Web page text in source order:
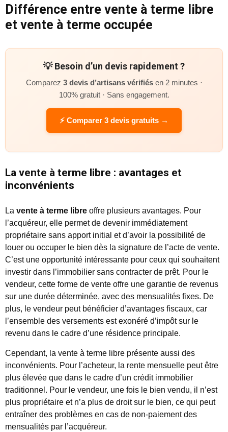
Différence entre vente à terme libre
et vente à terme occupée
💡 Besoin d’un devis rapidement ?
Comparez 3 devis d’artisans vérifiésen 2 minutes ·
100% gratuit · Sans engagement.
⚡ Comparer 3 devis gratuits →
La vente à terme libre : avantages et
inconvénients
La vente à terme libre offre plusieurs avantages. Pour
l’acquéreur, elle permet de devenir immédiatement
propriétaire sans apport initial et d’avoir la possibilité de
louer ou occuper le bien dès la signature de l’acte de vente.
C’est une opportunité intéressante pour ceux qui souhaitent
investir dans l’immobilier sans contracter de prêt. Pour le
vendeur, cette forme de vente offre une garantie de revenus
sur une durée déterminée, avec des mensualités fixes. De
plus, le vendeur peut bénéficier d’avantages fiscaux, car
l’ensemble des versements est exonéré d’impôt sur le
revenu dans le cadre d’une résidence principale.
Cependant, la vente à terme libre présente aussi des
inconvénients. Pour l’acheteur, la rente mensuelle peut être
plus élevée que dans le cadre d’un crédit immobilier
traditionnel. Pour le vendeur, une fois le bien vendu, il n’est
plus propriétaire et n’a plus de droit sur le bien, ce qui peut
entraîner des problèmes en cas de non-paiement des
mensualités par l’acquéreur.